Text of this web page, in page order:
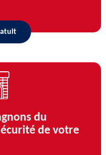
du
de votre